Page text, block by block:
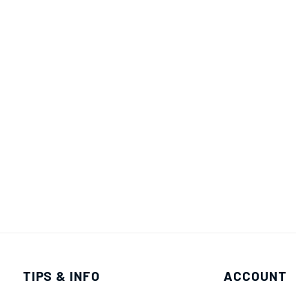
TIPS & INFO ACCOUNT